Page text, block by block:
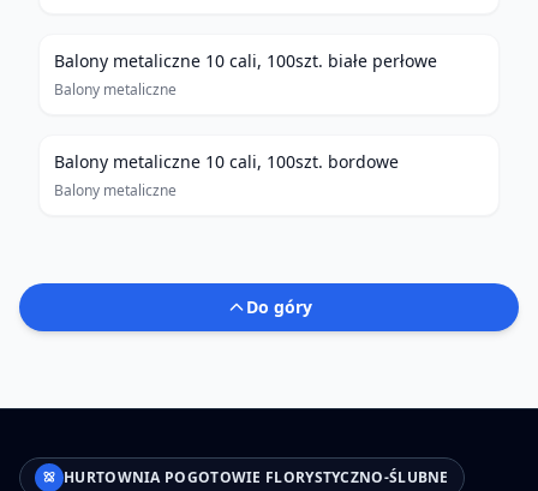
Balony metaliczne 10 cali, 100szt. białe perłowe
Balony metaliczne
Balony metaliczne 10 cali, 100szt. bordowe
Balony metaliczne
Do góry
HURTOWNIA POGOTOWIE FLORYSTYCZNO-ŚLUBNE